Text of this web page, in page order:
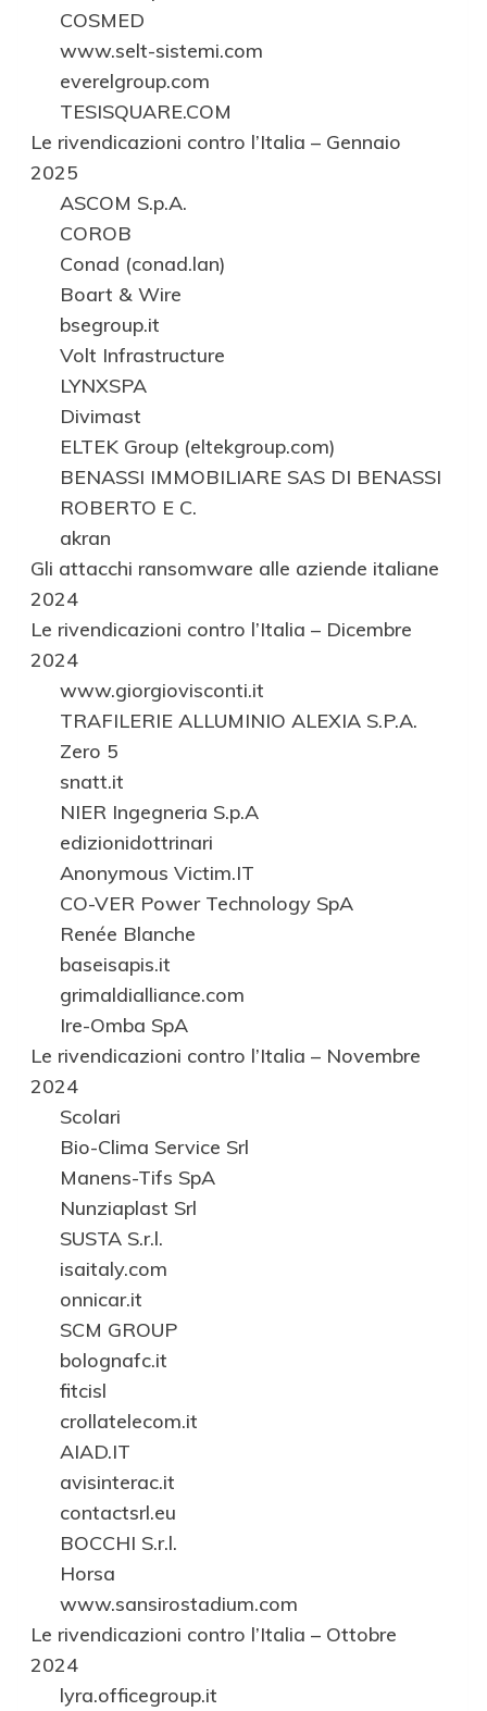
COSMED
www.selt-sistemi.com
everelgroup.com
TESISQUARE.COM
Le rivendicazioni contro l’Italia – Gennaio
2025
ASCOM S.p.A.
COROB
Conad (conad.lan)
Boart & Wire
bsegroup.it
Volt Infrastructure
LYNXSPA
Divimast
ELTEK Group (eltekgroup.com)
BENASSI IMMOBILIARE SAS DI BENASSI
ROBERTO E C.
akran
Gli attacchi ransomware alle aziende italiane
2024
Le rivendicazioni contro l’Italia – Dicembre
2024
www.giorgiovisconti.it
TRAFILERIE ALLUMINIO ALEXIA S.P.A.
Zero 5
snatt.it
NIER Ingegneria S.p.A
edizionidottrinari
Anonymous Victim.IT
CO-VER Power Technology SpA
Renée Blanche
baseisapis.it
grimaldialliance.com
Ire-Omba SpA
Le rivendicazioni contro l’Italia – Novembre
2024
Scolari
Bio-Clima Service Srl
Manens-Tifs SpA
Nunziaplast Srl
SUSTA S.r.l.
isaitaly.com
onnicar.it
SCM GROUP
bolognafc.it
fitcisl
crollatelecom.it
AIAD.IT
avisinterac.it
contactsrl.eu
BOCCHI S.r.l.
Horsa
www.sansirostadium.com
Le rivendicazioni contro l’Italia – Ottobre
2024
lyra.officegroup.it